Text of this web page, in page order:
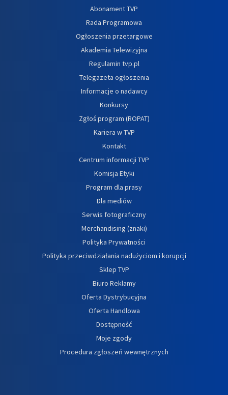
Abonament TVP
Rada Programowa
Ogłoszenia przetargowe
Akademia Telewizyjna
Regulamin tvp.pl
Telegazeta ogłoszenia
Informacje o nadawcy
Konkursy
Zgłoś program (ROPAT)
Kariera w TVP
Kontakt
Centrum informacji TVP
Komisja Etyki
Program dla prasy
Dla mediów
Serwis fotograficzny
Merchandising (znaki)
Polityka Prywatności
Polityka przeciwdziałania nadużyciom i korupcji
Sklep TVP
Biuro Reklamy
Oferta Dystrybucyjna
Oferta Handlowa
Dostępność
Moje zgody
Procedura zgłoszeń wewnętrznych